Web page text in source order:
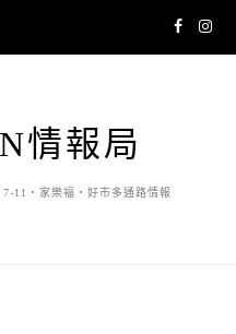
情報局
11・家樂福・好市多通路情報